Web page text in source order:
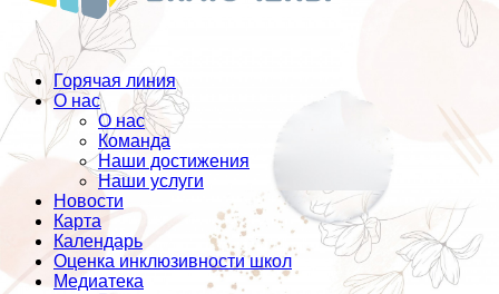
Горячая линия
О нас
О нас
Команда
Наши достижения
Наши услуги
Новости
Карта
Календарь
Оценка инклюзивности школ
Медиатека